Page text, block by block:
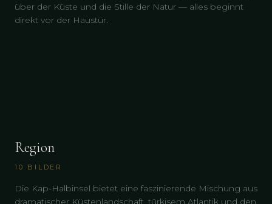
über der Küste und die Stille der Natur — alles beginnt
direkt vor der Haustür.
Region
10 BILDER
Die Kap-Halbinsel bietet eine faszinierende Mischung aus
dramatischer Küstenlandschaft, türkisem Atlantik und den